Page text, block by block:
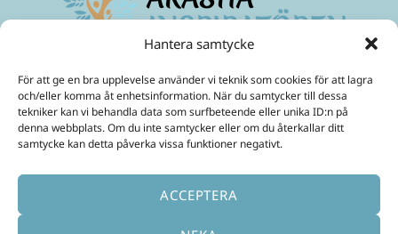
Hantera samtycke
För att ge en bra upplevelse använder vi teknik som cookies för att lagra
och/eller komma åt enhetsinformation. När du samtycker till dessa
tekniker kan vi behandla data som surfbeteende eller unika ID:n på
denna webbplats. Om du inte samtycker eller om du återkallar ditt
samtycke kan detta påverka vissa funktioner negativt.
ACCEPTERA
Maximera ditt medvetande
Mobil:070-299 33 31
E-Post:ulrika@akashainspiratoren.se
SOCIALA MEDIER